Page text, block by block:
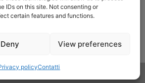
IDs on this site. Not consenting or
certain features and functions.
Deny View preferences
policyContatti